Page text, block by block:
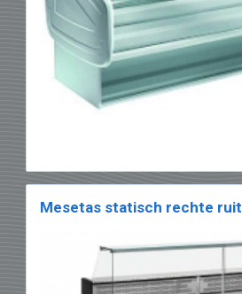
Mesetas statisch rechte ruit